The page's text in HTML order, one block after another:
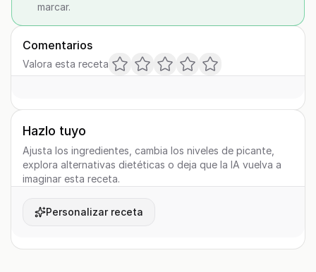
marcar.
Comentarios
Valora esta receta
Hazlo tuyo
Ajusta los ingredientes, cambia los niveles de picante,
explora alternativas dietéticas o deja que la IA vuelva a
imaginar esta receta.
Personalizar receta